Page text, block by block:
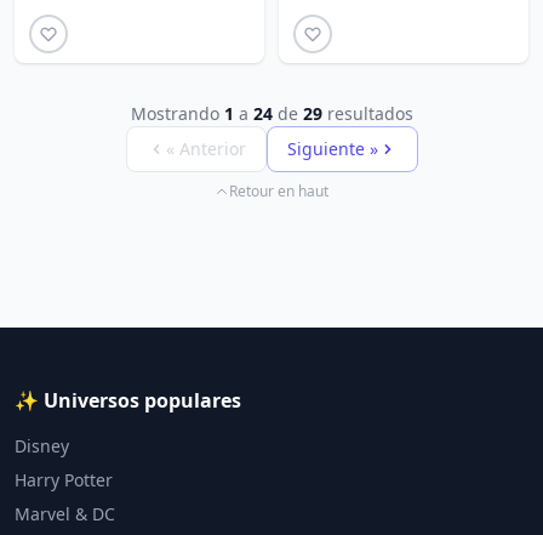
Mostrando 1 a 24de 29resultados
« Anterior
Siguiente »
Retour en haut
✨ Universos populares
Disney
Harry Potter
Marvel & DC